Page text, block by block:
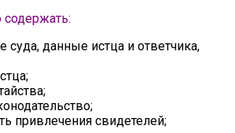
суда, данные истца и ответчика,
привлечения свидетелей;